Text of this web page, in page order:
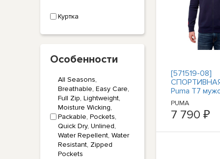
Куртка
Особенности
All Seasons,
Breathable, Easy Care,
Full Zip, Lightweight,
Moisture Wicking,
Packable, Pockets,
Quick Dry, Unlined,
Water Repellent, Water
Resistant, Zipped
Pockets
[571519-08]
Puma T7
PUMA
7 790 ₽